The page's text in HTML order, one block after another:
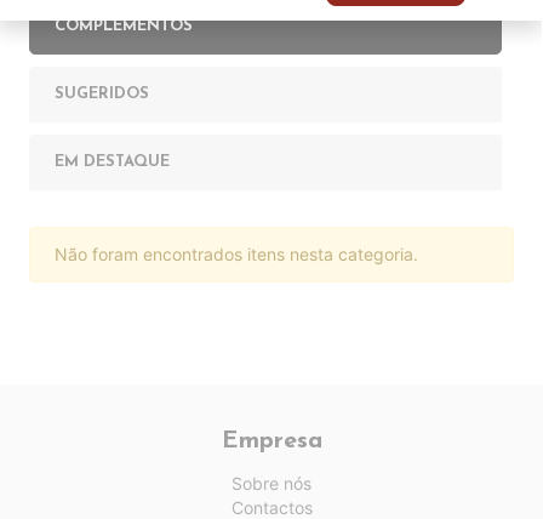
COMPLEMENTOS
SUGERIDOS
EM DESTAQUE
Não foram encontrados itens nesta categoria.
Empresa
Sobre nós
Contactos